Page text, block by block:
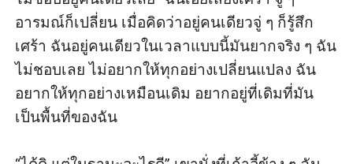
อารมณ์ก็เปลี่ยน เมื่อคิดว่าอยู่คนเดียวจู่ ๆ ก็รู้สึก
เศร้า ฉันอยู่คนเดียวในเวลาแบบนี้มันยากจริง ๆ ฉัน
ไม่ชอบเลย ไม่อยากให้ทุกอย่างเปลี่ยนแปลง ฉัน
อยากให้ทุกอย่างเหมือนเดิม อยากอยู่ที่เดิมที่มัน
เป็นพื้นที่ของฉัน